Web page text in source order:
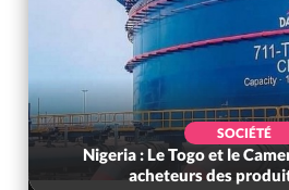
SOCIÉTÉ
Nigeria : Le Togo et le
acheteurs des